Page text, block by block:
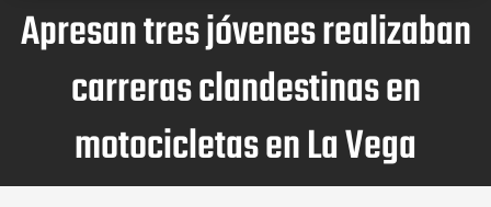
Apresan tres jóvenes realizaban
carreras clandestinas en
motocicletas en La Vega